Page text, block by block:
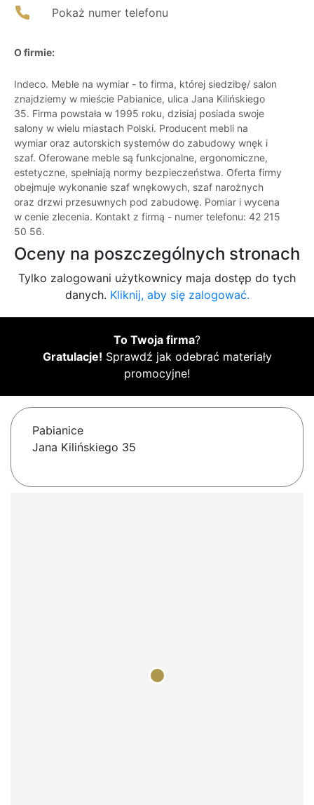
Pokaż numer telefonu
O firmie:
Indeco. Meble na wymiar - to firma, której siedzibę/ salon
znajdziemy w mieście Pabianice, ulica Jana Kilińskiego
35. Firma powstała w 1995 roku, dzisiaj posiada swoje
salony w wielu miastach Polski. Producent mebli na
wymiar oraz autorskich systemów do zabudowy wnęk i
szaf. Oferowane meble są funkcjonalne, ergonomiczne,
estetyczne, spełniają normy bezpieczeństwa. Oferta firmy
obejmuje wykonanie szaf wnękowych, szaf narożnych
oraz drzwi przesuwnych pod zabudowę. Pomiar i wycena
w cenie zlecenia. Kontakt z firmą - numer telefonu: 42 215
50 56.
Oceny na poszczególnych stronach
Tylko zalogowani użytkownicy maja dostęp do tych
danych. Kliknij, aby się zalogować.
To Twoja firma?
Gratulacje! Sprawdź jak odebrać materiały
promocyjne!
Pabianice
Jana Kilińskiego 35